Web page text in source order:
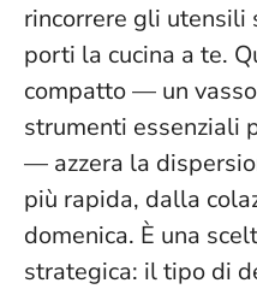
rincorrere gli utensili
porti la cucina a te.
compatto — un
strumenti essenziali
— azzera la
più rapida, dalla
domenica. È una
strategica: il tipo di